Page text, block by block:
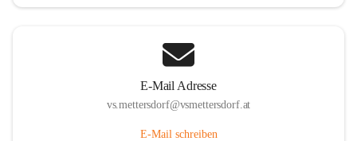
E-Mail Adresse
vs.mettersdorf@vsmettersdorf.at
E-Mail schreiben